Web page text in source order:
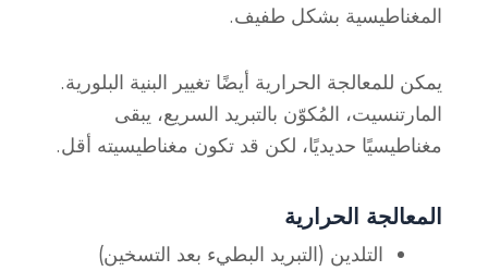
المغناطيسية بشكل طفيف.
يمكن للمعالجة الحرارية أيضًا تغيير البنية البلورية.
المارتنسيت، المُكوّن بالتبريد السريع، يبقى
مغناطيسيًا حديديًا، لكن قد تكون مغناطيسيته أقل.
المعالجة الحرارية
التلدين (التبريد البطيء بعد التسخين)